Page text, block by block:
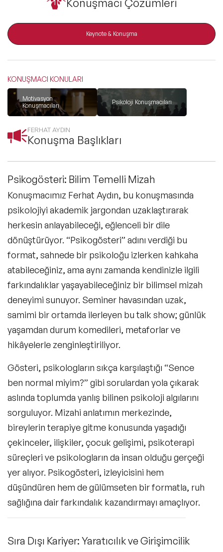
Trend Konular
🔥 Global Konuşmacılar
🔥 Motivasyon Konuşmacıları
🔥 Liderlik Konuşmacıları
🔥 Ekonomi Konuşmacıları
🔥 Yapay Zeka Konuşmacıları
Konuşmacı Çözümleri
Keynote & Konuşma
KONUŞMACI KONULARI
Motivasyon
Konuşmacıları
Psikoloji Konuşmacıları
FERHAT AYDIN
Konuşma Başlıkları
Psikogösteri: Bilim Temelli Mizah
Konuşmacımız Ferhat Aydın, bu konuşmasında
psikolojiyi akademik jargondan uzaklaştırarak
herkesin anlayabileceği, eğlenceli bir dile
dönüştürüyor. “Psikogösteri” adını verdiği bu
format, sahnede bir psikoloğu izlerken kahkaha
atabileceğiniz, ama aynı zamanda kendinizle ilgili
farkındalıklar yaşayabileceğiniz bir bilimsel mizah
deneyimi sunuyor. Seminer havasından uzak,
samimi bir ortamda ilerleyen bu talk show; günlük
yaşamdan durum komedileri, metaforlar ve
hikâyelerle zenginleştiriliyor.
Gösteri, psikologların sıkça karşılaştığı “Sence
ben normal miyim?” gibi sorulardan yola çıkarak
aslında toplumda yanlış bilinen psikoloji algılarını
sorguluyor. Mizahi anlatımın merkezinde,
bireylerin terapiye gitme konusunda yaşadığı
çekinceler, ilişkiler, çocuk gelişimi, psikoterapi
süreçleri ve psikologların da insan olduğu gerçeği
yer alıyor. Psikogösteri, izleyicisini hem
düşündüren hem de gülümseten bir formatla, ruh
sağlığına dair farkındalık kazandırmayı amaçlıyor.
Sıra Dışı Kariyer: Yaratıcılık ve Girişimcilik